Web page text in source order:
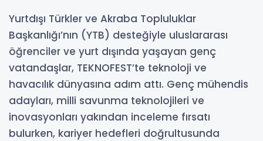
Yurtdışı Türkler ve Akraba Topluluklar
Başkanlığı’nın (YTB) desteğiyle uluslararası
öğrenciler ve yurt dışında yaşayan genç
vatandaşlar, TEKNOFEST’te teknoloji ve
havacılık dünyasına adım attı. Genç mühendis
adayları, milli savunma teknolojileri ve
inovasyonları yakından inceleme fırsatı
bulurken, kariyer hedefleri doğrultusunda